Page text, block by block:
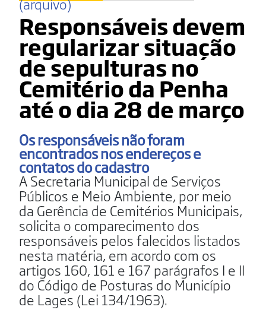
Responsáveis devem
regularizar situação
de sepulturas no
Cemitério da Penha
até o dia 28 de março
Os responsáveis não foram
encontrados nos endereços e
contatos do cadastro
A Secretaria Municipal de Serviços
Públicos e Meio Ambiente, por meio
da Gerência de Cemitérios Municipais,
solicita o comparecimento dos
responsáveis pelos falecidos listados
nesta matéria, em acordo com os
artigos 160, 161 e 167 parágrafos I e II
do Código de Posturas do Município
de Lages (Lei 134/1963).